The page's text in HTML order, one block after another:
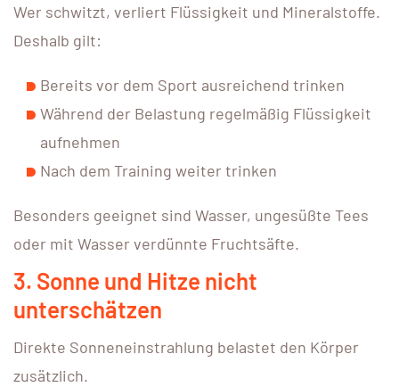
Wer schwitzt, verliert Flüssigkeit und Mineralstoffe.
Deshalb gilt:
Bereits vor dem Sport ausreichend trinken
Während der Belastung regelmäßig Flüssigkeit
aufnehmen
Nach dem Training weiter trinken
Besonders geeignet sind Wasser, ungesüßte Tees
oder mit Wasser verdünnte Fruchtsäfte.
3. Sonne und Hitze nicht
unterschätzen
Direkte Sonneneinstrahlung belastet den Körper
zusätzlich.